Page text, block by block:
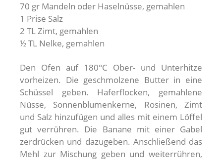
70 gr Mandeln oder Haselnüsse, gemahlen
1 Prise Salz
2 TL Zimt, gemahlen
½ TL Nelke, gemahlen
Den Ofen auf 180°C Ober- und Unterhitze
vorheizen. Die geschmolzene Butter in eine
Schüssel geben. Haferflocken, gemahlene
Nüsse, Sonnenblumenkerne, Rosinen, Zimt
und Salz hinzufügen und alles mit einem Löffel
gut verrühren. Die Banane mit einer Gabel
zerdrücken und dazugeben. Anschließend das
Mehl zur Mischung geben und weiterrühren,